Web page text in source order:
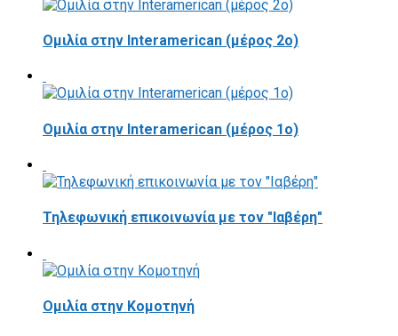
Ομιλία στην Interamerican (μέρος 2ο)
Ομιλία στην Interamerican (μέρος 1ο)
Τηλεφωνική επικοινωνία με τον "Ιαβέρη"
Ομιλία στην Κομοτηνή